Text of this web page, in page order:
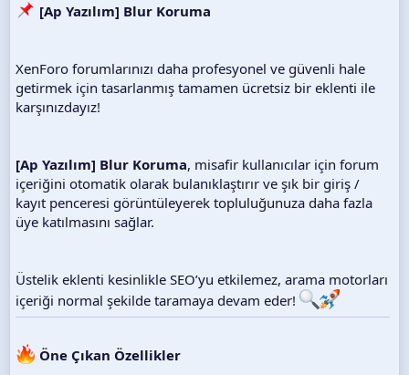
[Ap Yazılım] Blur Koruma
XenForo forumlarınızı daha profesyonel ve güvenli hale
getirmek için tasarlanmış tamamen ücretsiz bir eklenti ile
karşınızdayız!
[Ap Yazılım] Blur Koruma, misafir kullanıcılar için forum
içeriğini otomatik olarak bulanıklaştırır ve şık bir giriş /
kayıt penceresi görüntüleyerek topluluğunuza daha fazla
üye katılmasını sağlar.
Üstelik eklenti kesinlikle SEO’yu etkilemez, arama motorları
içeriği normal şekilde taramaya devam eder!
Öne Çıkan Özellikler